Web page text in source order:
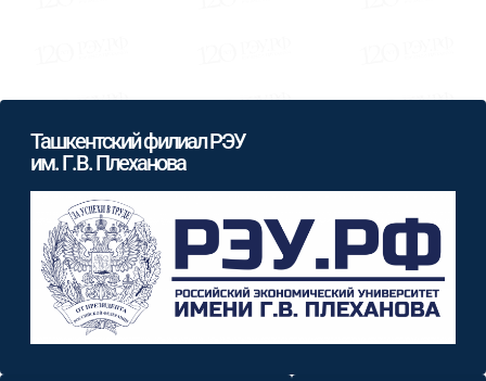
Ташкентский филиал РЭУ
им. Г.В. Плеханова